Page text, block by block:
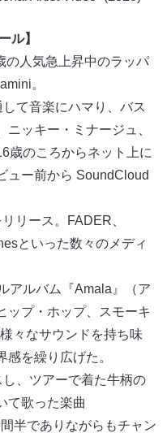
ル】
の⼈気急上昇中のラッパ
。
て⾳楽にハマり、バス
ッキー・ミナージュ、
歳のころからネット上に
ュー前から SoundCloud
リース。FADER、
といった数々のメディ
アルバム『Amala』（ア
ップ・ホップ、スモーキ
々なサウンドを持ち味
を繰り広げた。
、ツアーで着た⽜柄の
て歌った楽曲
半でありながらもチャン